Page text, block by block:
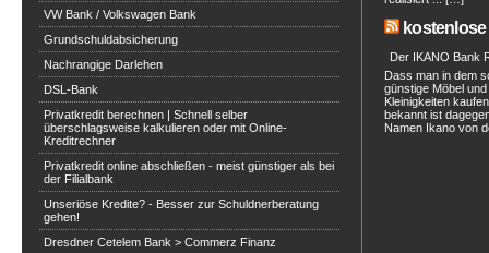
VW Bank / Volkswagen Bank
Grundschuldabsicherung
Nachrangige Darlehen
DSL-Bank
Privatkredit berechnen | Schnell selber
überschlagsweise kalkulieren oder mit Online-
Kreditrechner
Privatkredit online abschließen - meist günstiger als bei
der Filialbank
Unseriöse Kredite? - Besser zur Schuldnerberatung
gehen!
Dresdner Cetelem Bank > Commerz Finanz
Der IKANO Bank
Dass man in dem
günstige Möbel
Kleinigkeiten
bekannt ist
Namen Ikano von